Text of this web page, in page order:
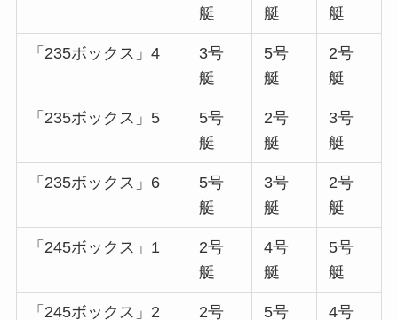
艇
艇
艇
「235ボックス」4
3号
艇
5号
艇
2号
艇
「235ボックス」5
5号
艇
2号
艇
3号
艇
「235ボックス」6
5号
艇
3号
艇
2号
艇
「245ボックス」1
2号
艇
4号
艇
5号
艇
「245ボックス」2 2号 5号 4号